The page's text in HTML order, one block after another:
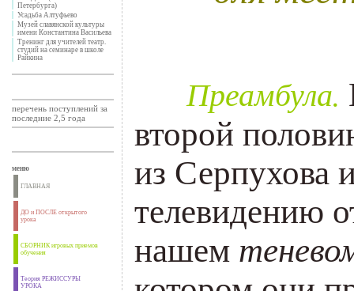
Петербурга)
Усадьба Алтуфьево
Музей славянской культуры
имени Константина Васильева
Тренинг для учителей театр.
студий на семинаре в школе
Райкина
перечень поступлений за
последние 2,5 года
меню
ГЛАВНАЯ
ДО и ПОСЛЕ открытого
урока
СБОРНИК игровых приемов
обучения
Теория РЕЖИССУРЫ
УРОКА
Преамбула.
второй
из Серпухова
телевидению
нашем